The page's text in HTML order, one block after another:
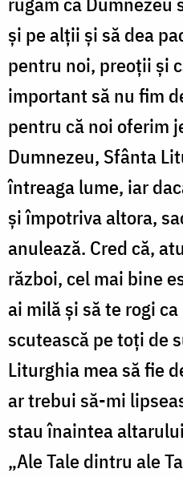
și pe alții și să dea
pentru noi, preoții și
important să nu fim
pentru că noi oferim
Dumnezeu, Sfânta
întreaga lume, iar
și împotriva altora,
anulează. Cred că,
război, cel mai bine
ai milă și să te rogi
scutească pe toți de
Liturghia mea să fie
ar trebui să-mi
stau înaintea
„Ale Tale dintru ale